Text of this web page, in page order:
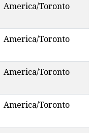
America/Toronto
America/Toronto
America/Toronto
America/Toronto